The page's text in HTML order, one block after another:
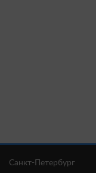
Санкт-Петербург